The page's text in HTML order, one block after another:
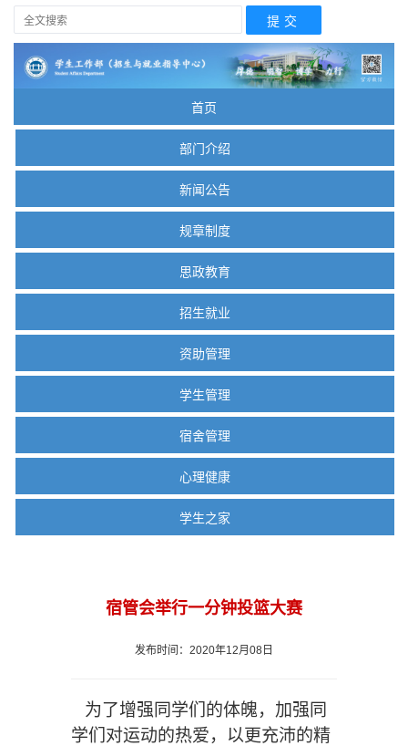
首页
部门介绍
新闻公告
规章制度
思政教育
招生就业
资助管理
学生管理
宿舍管理
心理健康
学生之家
宿管会举行一分钟投篮大赛
发布时间：2020年12月08日
为了增强同学们的体魄，加强同
学们对运动的热爱，以更充沛的精